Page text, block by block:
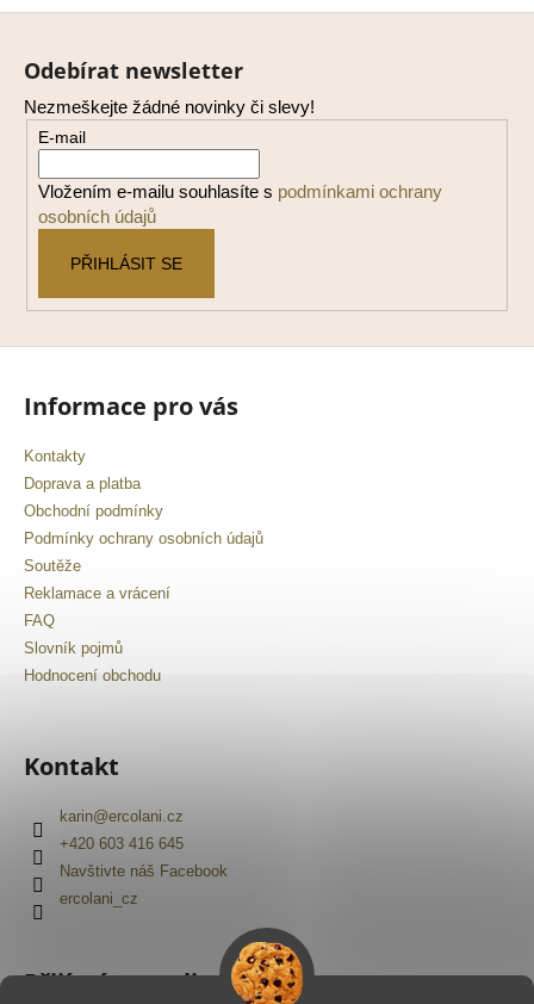
Odebírat newsletter
Nezmeškejte žádné novinky či slevy!
E-mail
Vložením e-mailu souhlasíte s podmínkami ochrany
osobních údajů
PŘIHLÁSIT SE
Informace pro vás
Kontakty
Doprava a platba
Obchodní podmínky
Podmínky ochrany osobních údajů
Soutěže
Reklamace a vrácení
FAQ
Slovník pojmů
Hodnocení obchodu
Kontakt
karin@ercolani.cz
+420 603 416 645
Navštivte náš Facebook
ercolani_cz
Přijímáme online platby